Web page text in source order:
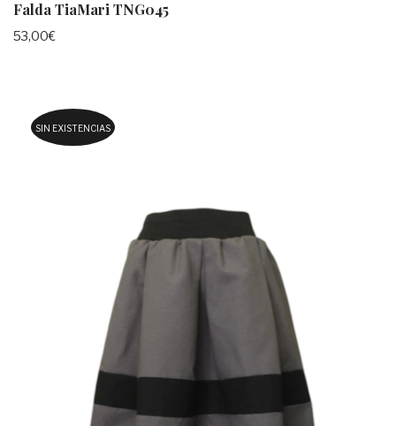
Falda TiaMari TNG045
53,00€
SIN EXISTENCIAS